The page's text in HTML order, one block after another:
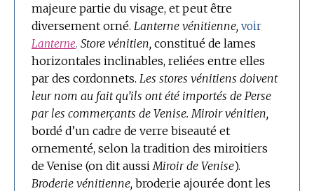
majeure partie du visage, et peut être
diversement orné. Lanterne vénitienne, voir
Lanterne. Store vénitien, constitué de lames
horizontales inclinables, reliées entre elles
par des cordonnets. Les stores vénitiens doivent
leur nom au fait qu’ils ont été importés de Perse
par les commerçants de Venise. Miroir vénitien,
bordé d’un cadre de verre biseauté et
ornementé, selon la tradition des miroitiers
de Venise (on dit aussi Miroir de Venise).
Broderie vénitienne, broderie ajourée dont les